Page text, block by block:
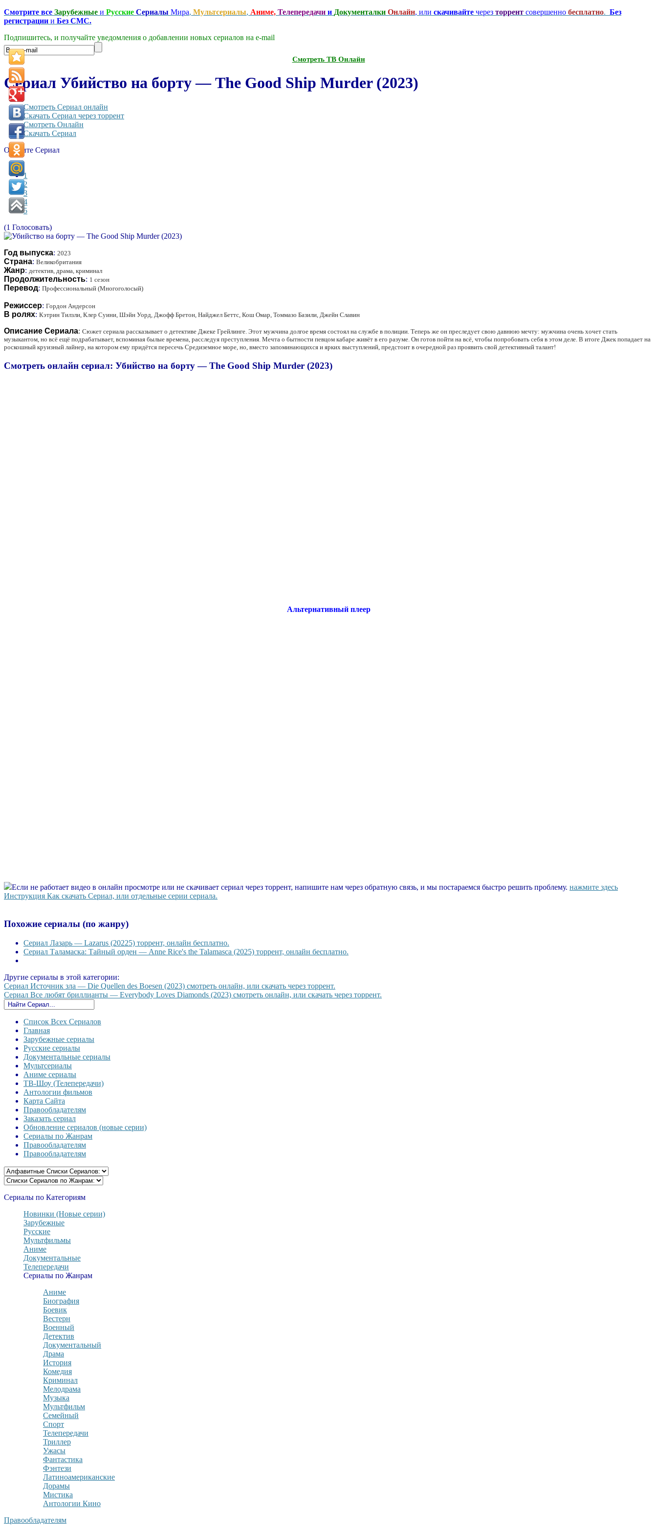
Смотрите все Зарубежные и Русские Сериалы Мира, Мультсериалы, Аниме, Телепередачи и Документалки Онлайн, или скачивайте через торрент совершенно бесплатно. Без
регистрации и Без СМС.
Подпишитесь, и получайте уведомления о добавлении новых сериалов на e-mаil
Смотреть ТВ Онлайн
Сериал Убийство на борту — The Good Ship Murder (2023)
Смотреть Сериал онлайн
Скачать Сериал через торрент
Смотреть Онлайн
Скачать Сериал
Оцените Сериал
1
2
3
4
5
(1 Голосовать)
Год выпуска: 2023
Страна: Великобритания
Жанр: детектив, драма, криминал
Продолжительность: 1 сезон
Перевод: Профессиональный (Многоголосый)
Режиссер: Гордон Андерсон
В ролях: Кэтрин Тилзли, Клер Суини, Шэйн Уорд, Джофф Бретон, Найджел Беттс, Кош Омар, Томмазо Базили, Джейн Славин
Описание Сериала: Сюжет сериала рассказывает о детективе Джеке Грейлинге. Этот мужчина долгое время состоял на службе в полиции. Теперь же он преследует свою давнюю мечту: мужчина очень хочет стать
музыкантом, но всё ещё подрабатывает, вспоминая былые времена, расследуя преступления. Мечта о бытности певцом кабаре живёт в его разуме. Он готов пойти на всё, чтобы попробовать себя в этом деле. В итоге Джек попадает на
роскошный круизный лайнер, на котором ему придётся пересечь Средиземное море, но, вместо запоминающихся и ярких выступлений, предстоит в очередной раз проявить свой детективный талант!
Смотреть онлайн сериал: Убийство на борту — The Good Ship Murder (2023)
Альтернативный плеер
Если не работает видео в онлайн просмотре или не скачивает сериал через торрент, напишите нам через обратную связь, и мы постараемся быстро решить проблему. нажмите здесь
Инструкция Как скачать Сериал, или отдельные серии сериала.
Похожие сериалы (по жанру)
Сериал Лазарь — Lazarus (20225) торрент, онлайн бесплатно.
Сериал Таламаска: Тайный орден — Anne Rice's the Talamasca (2025) торрент, онлайн бесплатно.
Другие сериалы в этой категории:
Сериал Источник зла — Die Quellen des Boesen (2023) смотреть онлайн, или скачать через торрент.
Сериал Все любят бриллианты — Everybody Loves Diamonds (2023) смотреть онлайн, или скачать через торрент.
Список Всех Сериалов
Главная
Зарубежные сериалы
Русские сериалы
Документальные сериалы
Мультсериалы
Аниме сериалы
ТВ-Шоу (Телепередачи)
Антологии фильмов
Карта Сайта
Правообладателям
Заказать сериал
Обновление сериалов (новые серии)
Сериалы по Жанрам
Правообладателям
Правообладателям
Сериалы по Категориям
Новинки (Новые серии)
Зарубежные
Русские
Мультфильмы
Аниме
Документальные
Телепередачи
Сериалы по Жанрам
Аниме
Биография
Боевик
Вестерн
Военный
Детектив
Документальный
Драма
История
Комедия
Криминал
Мелодрама
Музыка
Мультфильм
Семейный
Спорт
Телепередачи
Триллер
Ужасы
Фантастика
Фэнтези
Латиноамериканские
Дорамы
Мистика
Антологии Кино
Правообладателям